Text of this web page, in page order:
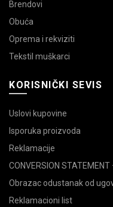
Brendovi
Obuća
Oprema i rekviziti
Tekstil muškarci
KORISNIČKI SEVIS
Uslovi kupovine
Isporuka proizvoda
Reklamacije
CONVERSION
Obrazac odustanak od
Reklamacioni list